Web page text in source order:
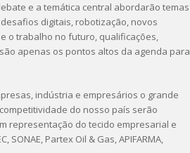
e a temática central abordarão temas
digitais, robotização, novos
o trabalho no futuro, qualificações,
apenas os pontos altos da agenda para
indústria e empresários o grande
do nosso país serão
representação do tecido empresarial e
Partex Oil & Gas, APIFARMA,